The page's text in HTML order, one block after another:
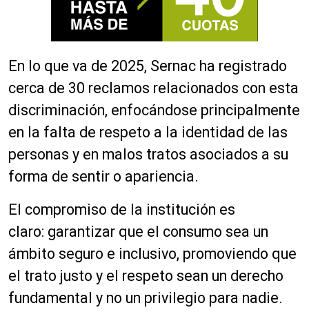
En lo que va de 2025, Sernac ha registrado
cerca de 30 reclamos relacionados con esta
discriminación, enfocándose principalmente
en la falta de respeto a la identidad de las
personas y en malos tratos asociados a su
forma de sentir o apariencia.
El compromiso de la institución es
claro: garantizar que el consumo sea un
ámbito seguro e inclusivo, promoviendo que
el trato justo y el respeto sean un derecho
fundamental y no un privilegio para nadie.